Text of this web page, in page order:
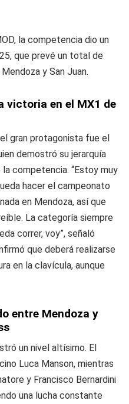
la competencia dio un
que prevé un total de
y San Juan.
victoria en el MX1 de
gran protagonista fue el
demostró su jerarquía
competencia. “Estoy muy
hacer el campeonato
en Mendoza, así que
La categoría siempre
correr, voy”, señaló
que deberá realizarse
en la clavícula, aunque
entre Mendoza y
un nivel altísimo. El
Luca Manson, mientras
y Francisco Bernardini
una lucha constante